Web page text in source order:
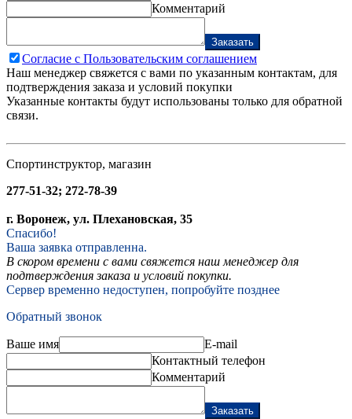
Комментарий
Заказать
Согласие с Пользовательским соглашением
Наш менеджер свяжется с вами по указанным контактам, для
подтверждения заказа и условий покупки
Указанные контакты будут использованы только для обратной
связи.
Спортинструктор, магазин
277-51-32; 272-78-39
г. Воронеж, ул. Плехановская, 35
Спасибо!
Ваша заявка отправленна.
В скором времени с вами свяжется наш менеджер для
подтверждения заказа и условий покупки.
Сервер временно недоступен, попробуйте позднее
Обратный звонок
Ваше имя
E-mail
Контактный телефон
Комментарий
Заказать